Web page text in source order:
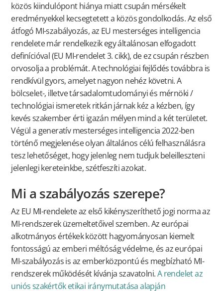
közös kiindulópont hiánya miatt csupán mérsékelt
eredményekkel kecsegtetett a közös gondolkodás. Az első
átfogó MI-szabályozás, az EU mesterséges intelligencia
rendelete már rendelkezik egy általánosan elfogadott
definícióval (EU MI-rendelet 3. cikk), de ez csupán részben
orvosolja a problémát. A technológiai fejlődés továbbra is
rendkívül gyors, amelyet nagyon nehéz követni. A
bölcselet-, illetve társadalomtudományi és mérnöki /
technológiai ismeretek ritkán járnak kéz a kézben, így
kevés szakember érti igazán mélyen mind a két területet.
Végül a generatív mesterséges intelligencia 2022-ben
történő megjelenése olyan általános célú felhasználásra
tesz lehetőséget, hogy jelenleg nem tudjuk beleilleszteni
jelenlegi kereteinkbe, szétfeszíti azokat.
Mi a szabályozás szerepe?
Az EU MI-rendelete az első kikényszeríthető jogi norma az
MI-rendszerek üzemeltetőivel szemben. Az európai
alkotmányos értékek között hagyományosan kiemelt
fontosságú az emberi méltóság védelme, és az európai
MI-szabályozás is az emberközpontú és megbízható MI-
rendszerek működését kívánja szavatolni.A rendelet az
uniós szakértők etikai iránymutatása alapján